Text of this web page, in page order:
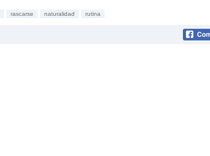
rascarse naturalidad rutina